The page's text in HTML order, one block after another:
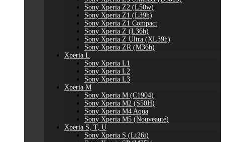
Sony Xperia Z2 (L50w)
Sony Xperia Z1 (L39h)
Sony Xperia Z1 Compact
Sony Xperia Z (L36h)
Sony Xperia Z Ultra (XL39h)
Sony Xperia ZR (M36h)
Xperia L
Sony Xperia L1
Sony Xperia L2
Sony Xperia L3
Xperia M
Sony Xperia M (C1904)
Sony Xperia M2 (S50H)
Sony Xperia M4 Aqua
Sony Xperia M5 (Nouveauté)
Xperia S, T, U
Sony Xperia S (Lt26i)